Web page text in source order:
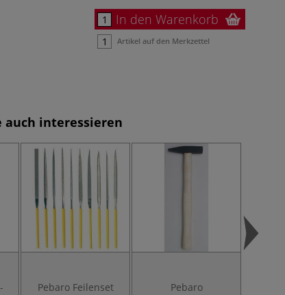
In den Warenkorb
Artikel auf den Merkzettel
auch interessieren
Pebaro Feilenset
Pebaro